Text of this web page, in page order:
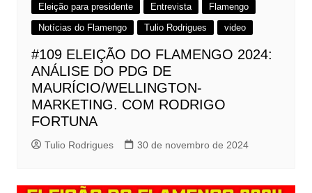
Eleição para presidente Entrevista
Flamengo
Notícias do Flamengo
Tulio Rodrigues video
#109 ELEIÇÃO DO FLAMENGO 2024:
ANÁLISE DO PDG DE
MAURÍCIO/WELLINGTON-
MARKETING. COM RODRIGO
FORTUNA
Tulio Rodrigues 30 de novembro de 2024